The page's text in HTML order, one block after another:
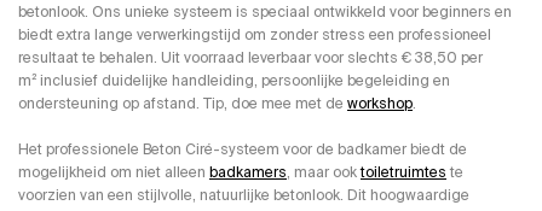
betonlook. Ons unieke systeem is speciaal ontwikkeld voor beginners en
biedt extra lange verwerkingstijd om zonder stress een professioneel
resultaat te behalen. Uit voorraad leverbaar voor slechts € 38,50 per
m² inclusief duidelijke handleiding, persoonlijke begeleiding en
ondersteuning op afstand. Tip, doe mee met de workshop.
Het professionele Beton Ciré-systeem voor de badkamer biedt de
mogelijkheid om niet alleen badkamers, maar ooktoiletruimteste
voorzien van een stijlvolle, natuurlijke betonlook. Dit hoogwaardige